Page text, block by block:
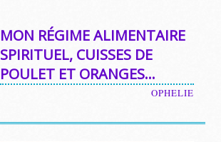
MON RÉGIME ALIMENTAIRE
SPIRITUEL, CUISSES DE
POULET ET ORANGES…
OPHELIE